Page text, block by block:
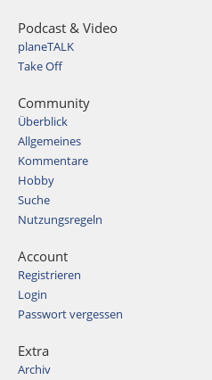
Podcast & Video
planeTALK
Take Off
Community
Überblick
Allgemeines
Kommentare
Hobby
Suche
Nutzungsregeln
Account
Registrieren
Login
Passwort vergessen
Extra
Archiv